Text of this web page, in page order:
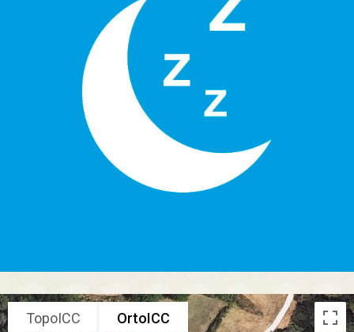
TopoICC OrtoICC